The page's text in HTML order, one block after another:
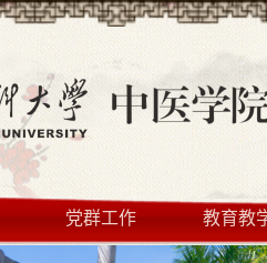
党群工作 教育教